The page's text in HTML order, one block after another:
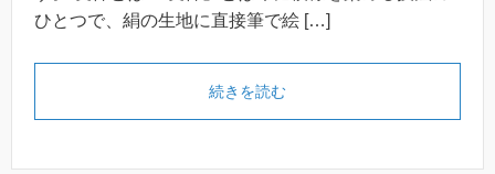
ひとつで、絹の生地に直接筆で絵 […]
続きを読む